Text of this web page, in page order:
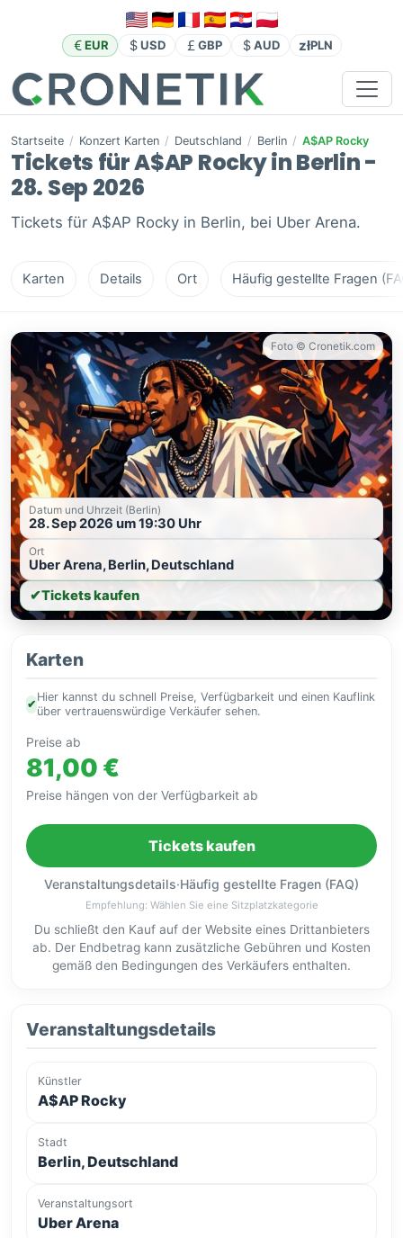
EUR USD GBP AUD złPLN
Startseite / Konzert Karten / Deutschland / Berlin / A$AP Rocky
Tickets für A$AP Rocky in Berlin -
28. Sep 2026
Tickets für A$AP Rocky in Berlin, bei Uber Arena.
Karten Details Ort Häufig gestellte Fragen
Foto © Cronetik.com
Datum und Uhrzeit (Berlin)
28. Sep 2026 um 19:30 Uhr
Ort
Uber Arena, Berlin, Deutschland
✔Tickets kaufen
Karten
✔
Hier kannst du schnell Preise, Verfügbarkeit und einen Kauflink
über vertrauenswürdige Verkäufer sehen.
Preise ab
81,00 €
Preise hängen von der Verfügbarkeit ab
Tickets kaufen
Veranstaltungsdetails·Häufig gestellte Fragen (FAQ)
Empfehlung: Wählen Sie eine Sitzplatzkategorie
Du schließt den Kauf auf der Website eines Drittanbieters
ab. Der Endbetrag kann zusätzliche Gebühren und Kosten
gemäß den Bedingungen des Verkäufers enthalten.
Veranstaltungsdetails
Künstler
A$AP Rocky
Stadt
Berlin, Deutschland
Veranstaltungsort
Uber Arena